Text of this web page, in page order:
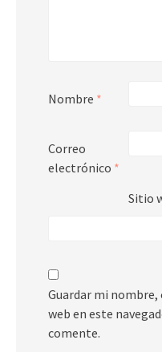
Nombre *
Correo
electrónico *
Sitio
Guardar mi
web en este
comente.